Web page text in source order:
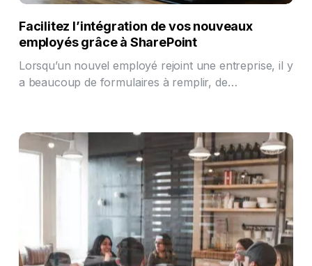
Facilitez l’intégration de vos nouveaux
employés grâce à SharePoint
Lorsqu’un nouvel employé rejoint une entreprise, il y
a beaucoup de formulaires à remplir, de…